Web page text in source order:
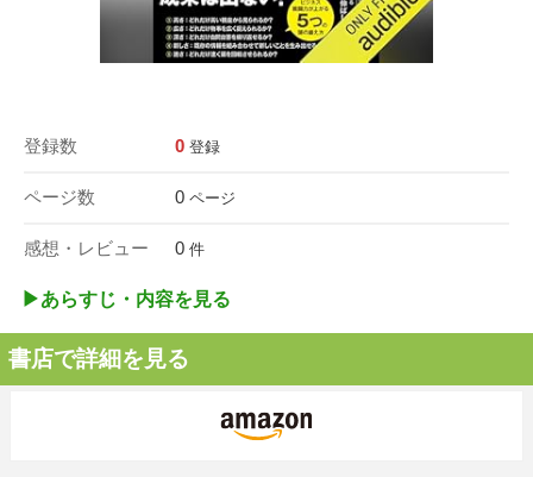
登録数 0 登録
ページ数 0 ページ
感想・レビュー 0 件
▶︎あらすじ・内容を見る
書店で詳細を見る